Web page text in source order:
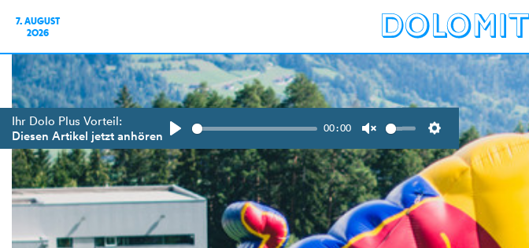
7. AUGUST
2026
Ihr Dolo Plus Vorteil:
Diesen Artikel jetzt anhören 00:00
Settings